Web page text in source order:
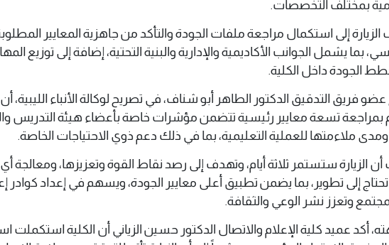
بمختلف التخصصات.
إلى استكمال مراجعة ملفات الجودة والتأكد من جاهزية المعايير
بما يشمل الجوانب الأكاديمية والإدارية والبنية التحتية، إضافة إلى توزيع
الجودة داخل الكلية.
فريق التدقيق الدكتور الطاهر أبو شناف، في تصريح لوكالة الأنباء الليبية،
تسعة معايير رئيسية تتضمن مؤشرات خاصة بأعضاء هيئة التدريس
ومدى ملاءمتها للعملية التعليمية، بما في ذلك دعم ذوي الاحتياجات الخاصة.
الزيارة ستستمر ثلاثة أيام، وتهدف إلى رصد نقاط القوة وتعزيزها، ومعالجة
إلى تطوير، بما يضمن تطبيق أعلى معايير الجودة، ويسهم في إعداد كوادر
وتعزز نشر الوعي والثقافة.
أكد عميد كلية الإعلام والاتصال الدكتور حسين الزياني أن الكلية استكملت